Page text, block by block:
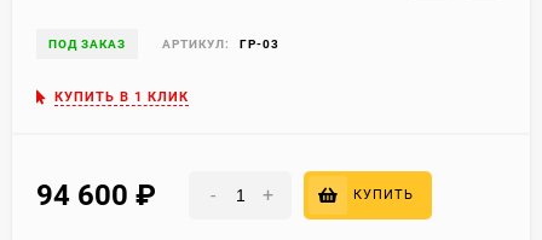
ПОД ЗАКАЗ АРТИКУЛ: ГР-03
КУПИТЬ В 1 КЛИК
94 600 - + КУПИТЬ